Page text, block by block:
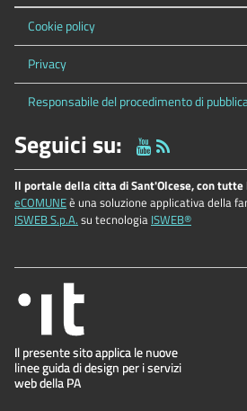
Cookie policy
Privacy
Responsabile del procedimento di
Seguici su:
Il portale della citta di Sant'Olcese, con
eCOMUNEè una soluzione applicativa della
ISWEB S.p.A. su tecnologia ISWEB®